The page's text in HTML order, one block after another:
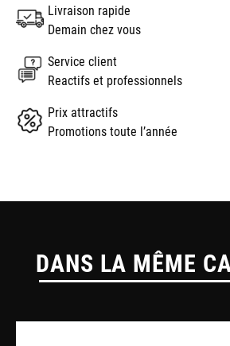
Livraison rapide
Demain chez vous
Service client
Reactifs et professionnels
Prix attractifs
Promotions toute l’année
DANS LA MÊME